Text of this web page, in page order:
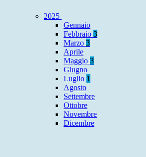
2025
Gennaio
Febbraio 3
Marzo 3
Aprile
Maggio 3
Giugno
Luglio 1
Agosto
Settembre
Ottobre
Novembre
Dicembre